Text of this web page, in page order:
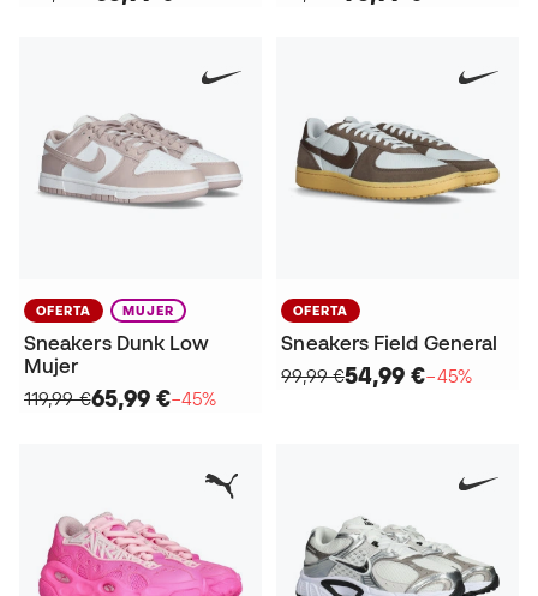
OFERTA MUJER
Sneakers Dunk Low
Mujer
119,99 €65,99 €−45%
OFERTA
Sneakers Field General
99,99 €54,99 €−45%